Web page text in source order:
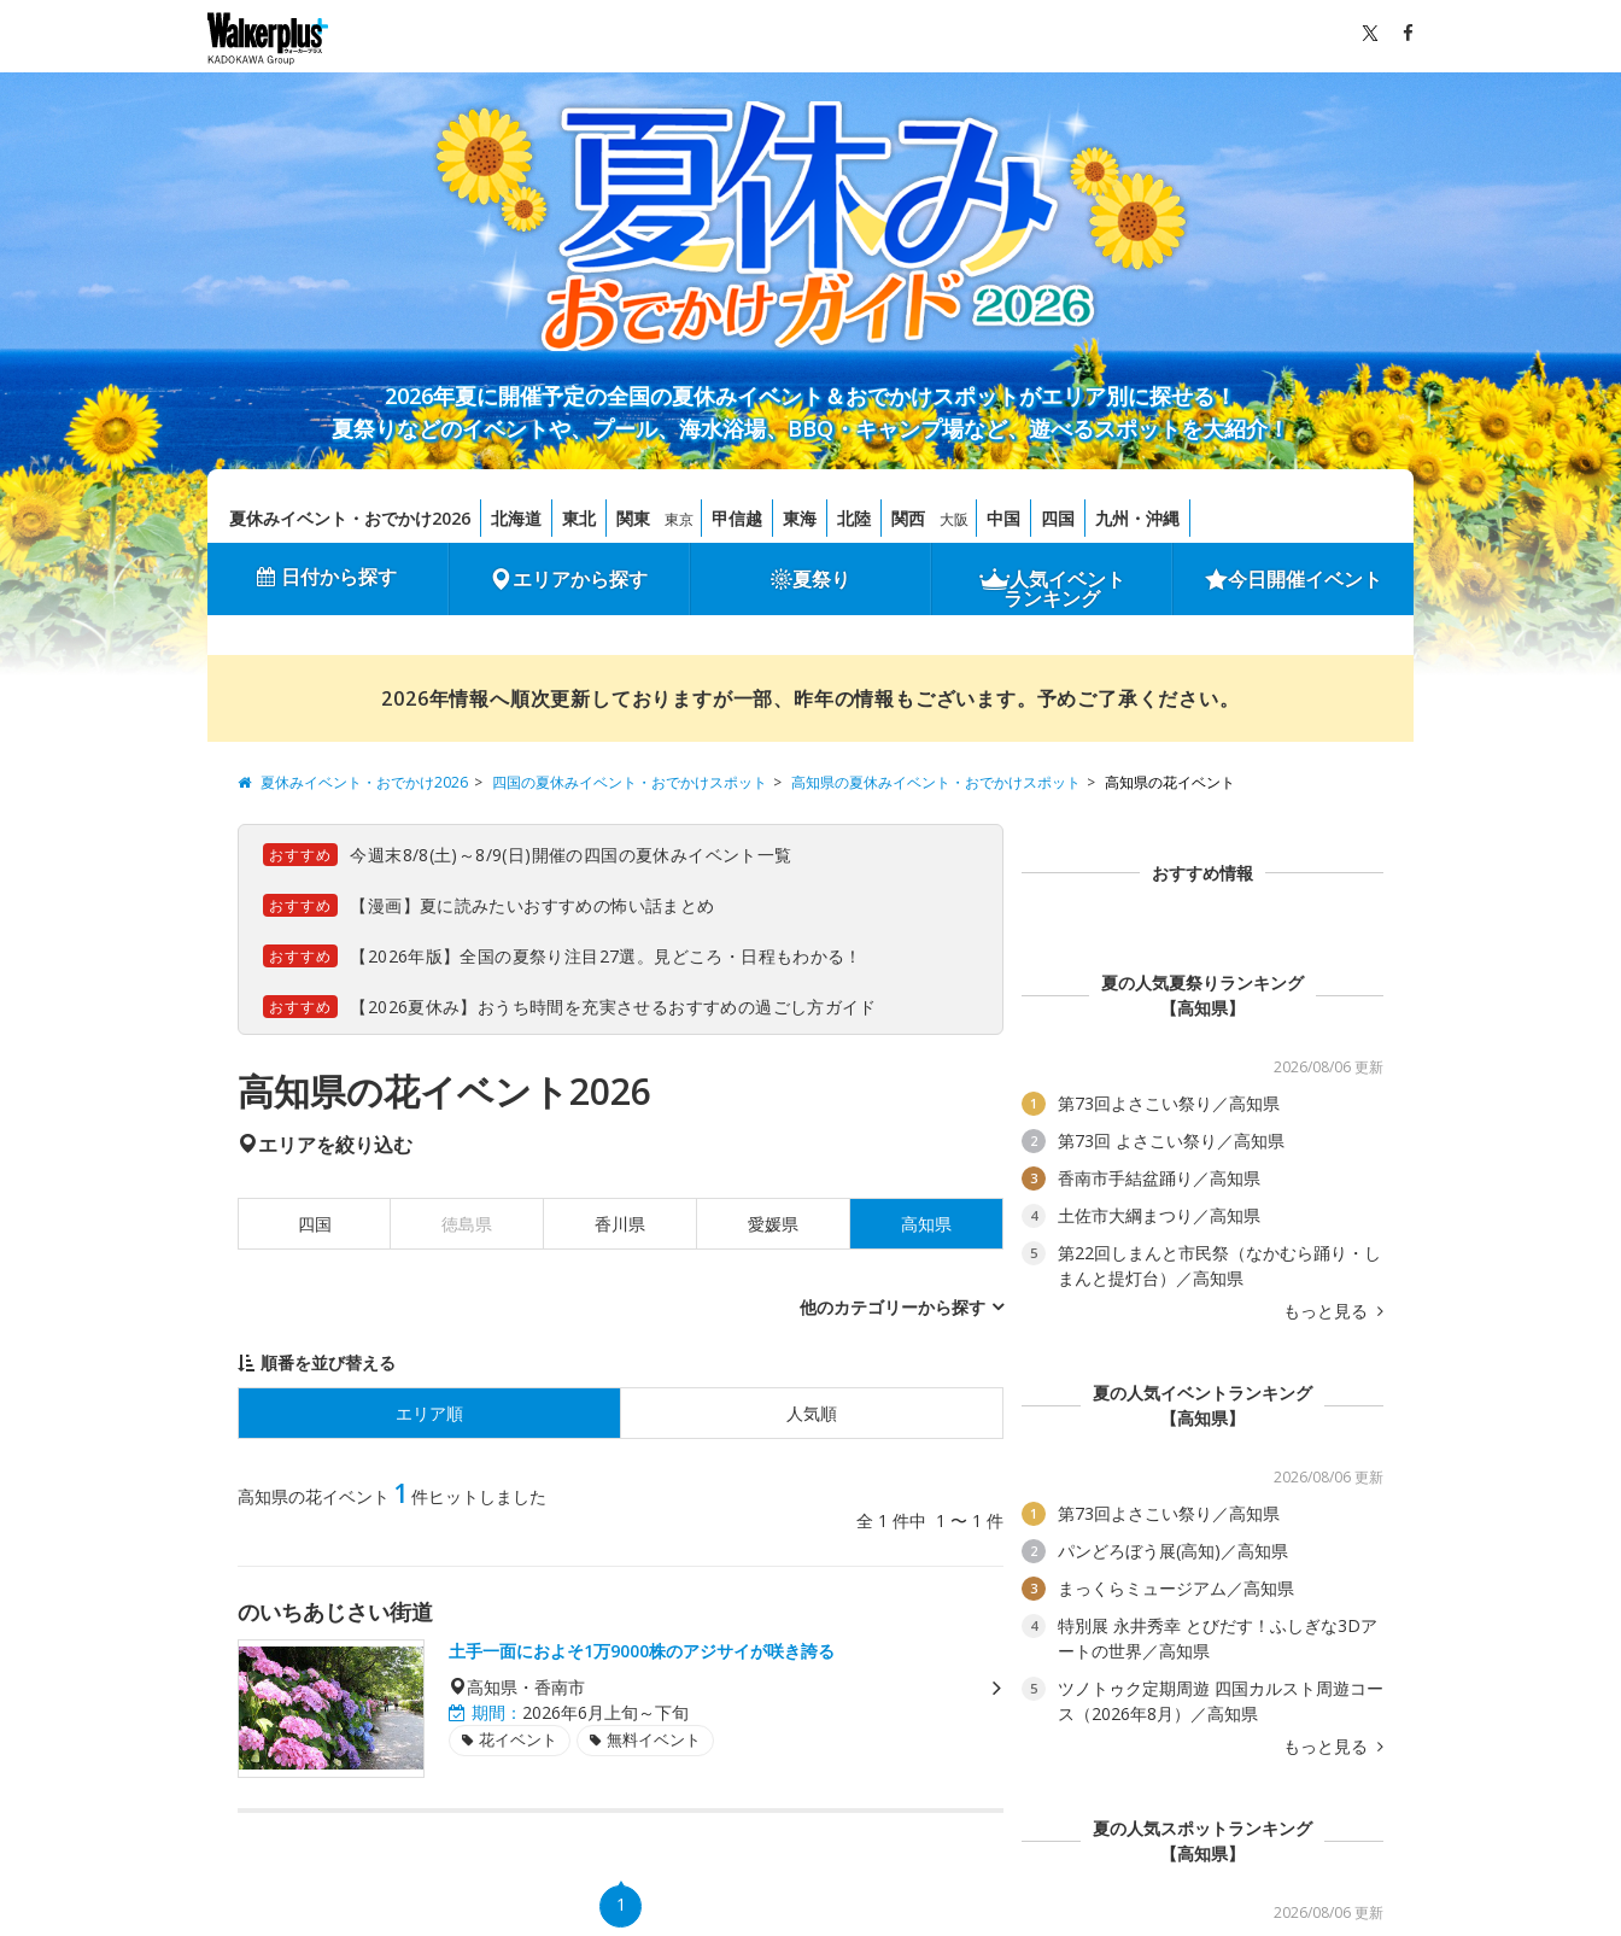
2026年夏に開催予定の全国の夏休みイベント＆おでかけスポットがエリア別に探せる！
夏祭りなどのイベントや、プール、海水浴場、BBQ・キャンプ場など、遊べるスポットを大紹介！
夏休みイベント・おでかけ2026 北海道 東北 関東 東京 甲信越 東海 北陸 関西 大阪 中国 四国 九州・沖縄
日付から探す エリアから探す 夏祭り 人気イベント
ランキング
今日開催イベント
2026年情報へ順次更新しておりますが一部、昨年の情報もございます。予めご了承ください。
夏休みイベント・おでかけ2026 四国の夏休みイベント・おでかけスポット 高知県の夏休みイベント・おでかけスポット 高知県の花イベント
おすすめ 今週末8/8(土)～8/9(日)開催の四国の夏休みイベント一覧
おすすめ 【漫画】夏に読みたいおすすめの怖い話まとめ
おすすめ 【2026年版】全国の夏祭り注目27選。見どころ・日程もわかる！
おすすめ 【2026夏休み】おうち時間を充実させるおすすめの過ごし方ガイド
高知県の花イベント2026
エリアを絞り込む
四国 徳島県 香川県 愛媛県 高知県
他のカテゴリーから探す
順番を並び替える
エリア順 人気順
高知県の花イベント 1 件ヒットしました
全 1 件中 1 〜 1 件
のいちあじさい街道
土手一面におよそ1万9000株のアジサイが咲き誇る
高知県・香南市
期間： 2026年6月上旬～下旬
花イベント 無料イベント
1
おすすめ情報
夏の人気夏祭りランキング
【高知県】
2026/08/06 更新
1 第73回よさこい祭り／高知県
2 第73回 よさこい祭り／高知県
3 香南市手結盆踊り／高知県
4 土佐市大綱まつり／高知県
5
第22回しまんと市民祭（なかむら踊り・し
まんと提灯台）／高知県
もっと見る
夏の人気イベントランキング
【高知県】
2026/08/06 更新
1 第73回よさこい祭り／高知県
2 パンどろぼう展(高知)／高知県
3 まっくらミュージアム／高知県
4
特別展 永井秀幸 とびだす！ふしぎな3Dア
ートの世界／高知県
5
ツノトゥク定期周遊 四国カルスト周遊コー
ス（2026年8月）／高知県
もっと見る
夏の人気スポットランキング
【高知県】
2026/08/06 更新